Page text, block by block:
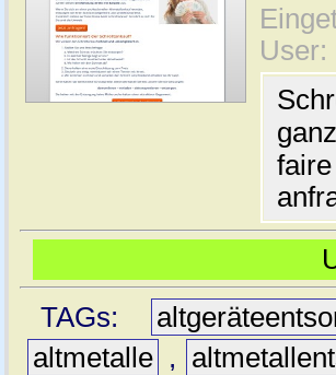
User:
TAGs:
altmetalle ,